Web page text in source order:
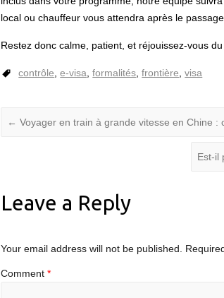
local ou chauffeur vous attendra après le
Restez donc calme, patient, et réjouissez-vous
contrôle ,e-visa ,formalités ,frontière ,visa
← Voyager en train à grande vitesse en Chine :
Est-il
Leave a Reply
Your email address will not be published.
Comment*